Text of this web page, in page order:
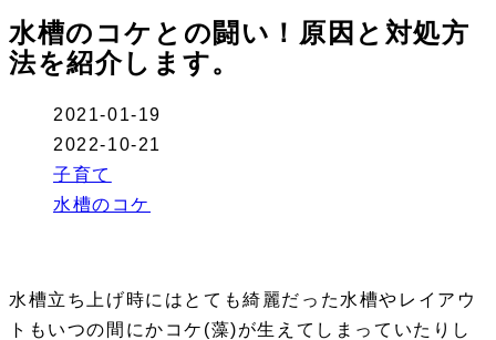
水槽のコケとの闘い！原因と対処方
法を紹介します。
2021-01-19
2022-10-21
子育て
水槽のコケ
水槽立ち上げ時にはとても綺麗だった水槽やレイアウ
トもいつの間にかコケ(藻)が生えてしまっていたりし